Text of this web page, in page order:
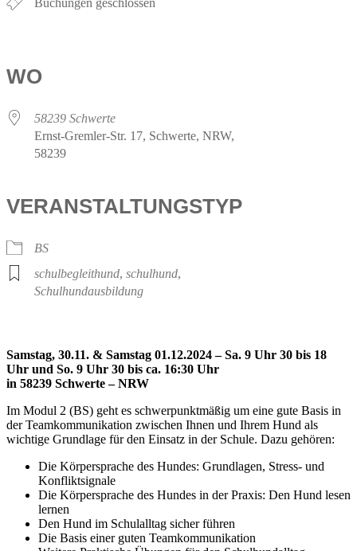
WO
58239 Schwerte
Ernst-Gremler-Str. 17, Schwerte, NRW,
58239
VERANSTALTUNGSTYP
BS
schulbegleithund, schulhund,
Schulhundausbildung
Samstag, 30.11. & Samstag 01.12.2024 – Sa. 9 Uhr 30 bis 18
Uhr und So. 9 Uhr 30 bis ca. 16:30 Uhr
in 58239 Schwerte – NRW
Im Modul 2 (BS) geht es schwerpunktmäßig um eine gute Basis in
der Teamkommunikation zwischen Ihnen und Ihrem Hund als
wichtige Grundlage für den Einsatz in der Schule. Dazu gehören:
Die Körpersprache des Hundes: Grundlagen, Stress- und
Konfliktsignale
Die Körpersprache des Hundes in der Praxis: Den Hund lesen
lernen
Den Hund im Schulalltag sicher führen
Die Basis einer guten Teamkommunikation